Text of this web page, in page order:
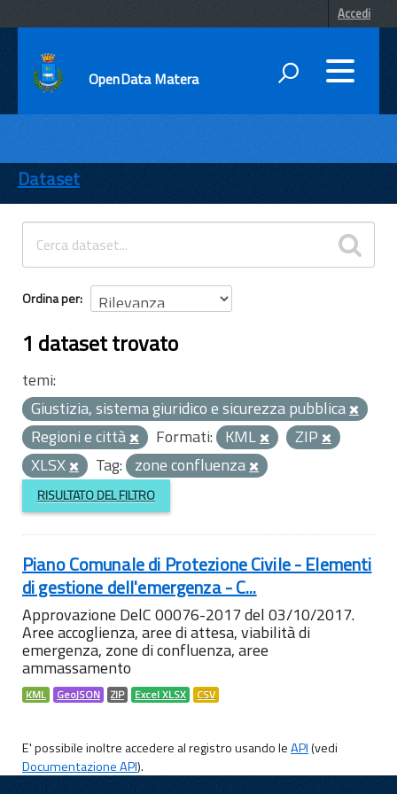
Accedi
OpenData Matera
ENTI
TEMI
INFORMAZIONI
Dataset
Ordina per
1 dataset trovato
temi:
Giustizia, sistema giuridico e sicurezza pubblica
Regioni e città
Formati: KML
ZIP
XLSX
Tag: zone confluenza
RISULTATO DEL FILTRO
Piano Comunale di Protezione Civile - Elementi
di gestione dell'emergenza - C...
Approvazione DelC 00076-2017 del 03/10/2017.
Aree accoglienza, aree di attesa, viabilità di
emergenza, zone di confluenza, aree
ammassamento
KML GeoJSON ZIP Excel XLSX CSV
E' possibile inoltre accedere al registro usando leAPI(vedi
Documentazione API).